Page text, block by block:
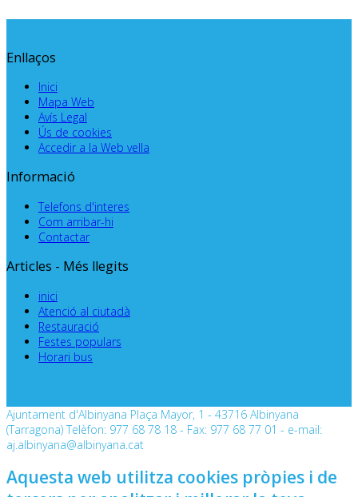
Enllaços
Inici
Mapa Web
Avís Legal
Ús de cookies
Accedir a la Web vella
Informació
Telefons d'interes
Com arribar-hi
Contactar
Articles - Més llegits
inici
Atenció al ciutadà
Restauració
Festes populars
Horari bus
Ajuntament d'Albinyana Plaça Mayor, 1 - 43716 Albinyana
(Tarragona) Telèfon: 977 68 78 18 - Fax: 977 68 77 01 - e-mail:
aj.albinyana@albinyana.cat
Aquesta web utilitza cookies pròpies i de